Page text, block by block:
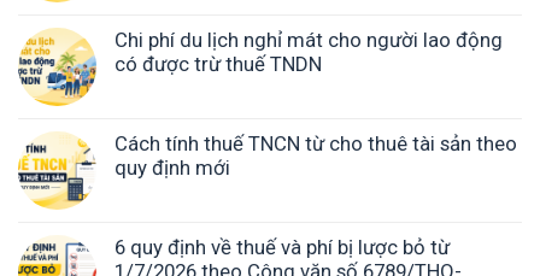
Chi phí du lịch nghỉ mát cho người lao động
có được trừ thuế TNDN
Cách tính thuế TNCN từ cho thuê tài sản theo
quy định mới
6 quy định về thuế và phí bị lược bỏ từ
1/7/2026 theo Công văn số 6789/THO-